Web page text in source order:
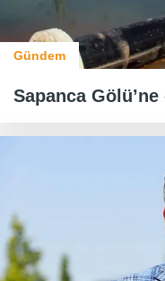
Gündem
Sapanca Gölü’ne